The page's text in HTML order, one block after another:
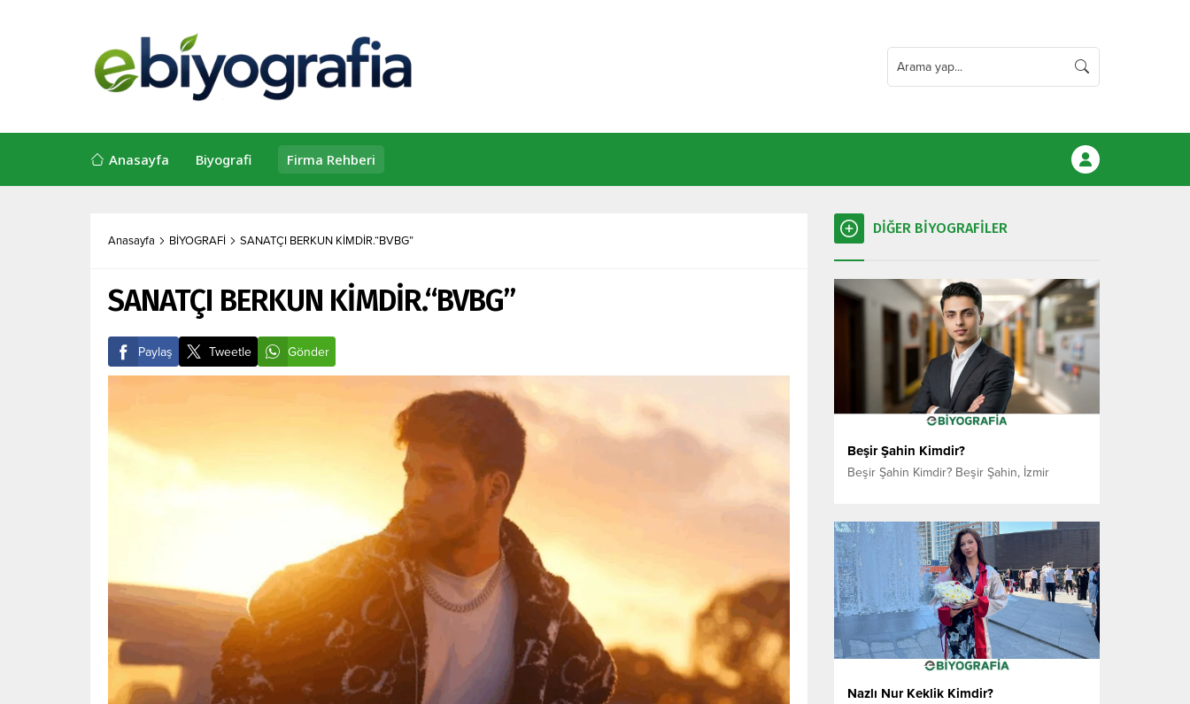
Anasayfa Biyografi Firma Rehberi
Anasayfa BİYOGRAFİ SANATÇI BERKUN KİMDİR.“BVBG”
SANATÇI BERKUN KİMDİR.“BVBG”
Paylaş Tweetle Gönder
DİĞER BİYOGRAFİLER
Beşir Şahin Kimdir?
Beşir Şahin Kimdir? Beşir Şahin, İzmir
olmasını hedefleyen profesyonel bir yazılım
geliştiricidir. Kurumsal web siteleri, e-ticaret
altyapıları, web uygulamaları ve mobil
uygulamalar geliştirerek işletmelere uçtan
uca dijital çözümler sunar. Beşir Şahin’in
temel yaklaşımı; yalnızca bir web sitesi
Nazlı Nur Keklik Kimdir?